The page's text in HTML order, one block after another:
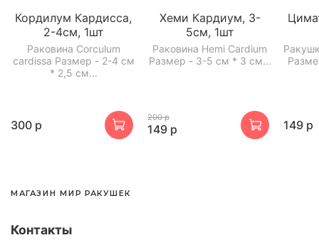
Кордилум Кардисса,
2-4см, 1шт
Раковина Corculum
cardissa Размер - 2-4 см
* 2,5 см...
300 р
Хеми Кардиум, 3-
5см, 1шт
Раковина Hemi Cardium
Размер - 3-5 см * 3 см...
200 р
149 р 149 р
МАГАЗИН МИР РАКУШЕК
Контакты